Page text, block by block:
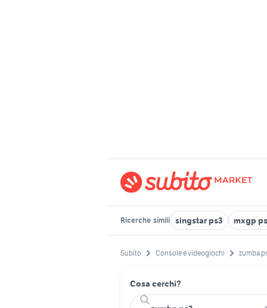
Ricerche simili singstar ps3 mxgp
Subito Console e videogiochi zumba
Cosa cerchi?